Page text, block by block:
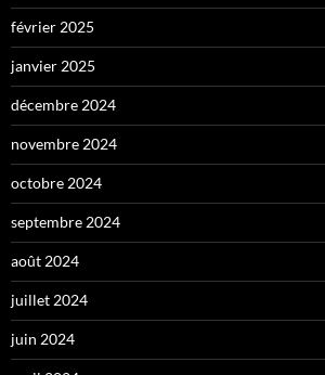
février 2025
janvier 2025
décembre 2024
novembre 2024
octobre 2024
septembre 2024
août 2024
juillet 2024
juin 2024